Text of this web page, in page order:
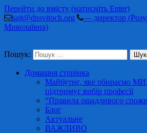
Перейти до вмісту (натисніть Enter)
sajt@dnsvitoch.org
— директор
Миколаївна)
Пошук:
Домашня сторінка
Майбутнє, яке обираємо
підтримує вибір професії
“Правила ощадливого
Блог
Актуальне
ВАЖЛИВО